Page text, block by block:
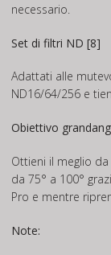
necessario.
Set di filtri ND [8]
Adattati alle
ND16/64/256 e
Obiettivo
Ottieni il meglio
da 75° a 100°
Pro e mentre
Note: